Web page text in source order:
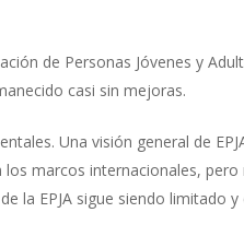
de Personas Jóvenes y
casi sin mejoras.
Una visión general de
marcos internacionales, pero
la EPJA sigue siendo limitado y